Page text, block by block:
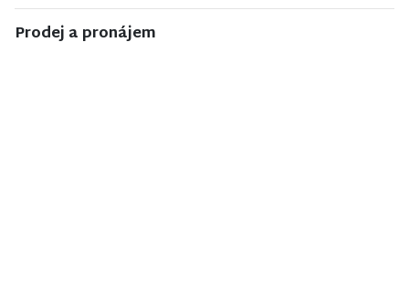
Prodej a pronájem